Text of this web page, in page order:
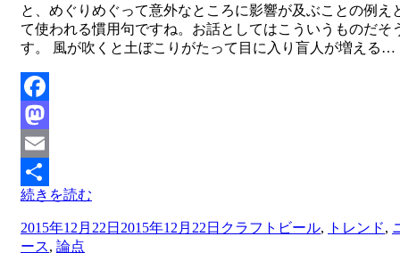
と、めぐりめぐって意外なところに影響が及ぶことの例え
て使われる慣用句ですね。お話としてはこういうものだそ
す。 風が吹くと土ぼこりがたって目に入り盲人が増える…
Facebook
Mastodon
Email
共
有
続きを読む
投
稿
2015年12月22日 2015年12月22日 クラフトビール, トレンド,
ース, 論点